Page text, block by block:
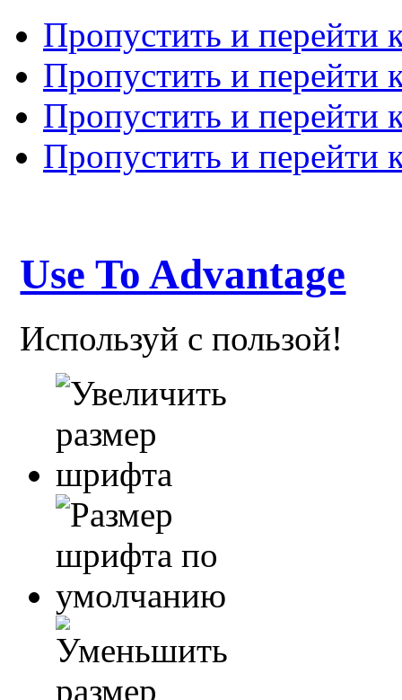
Пропустить и перейти
Пропустить и перейти
Пропустить и перейти
Пропустить и перейти
Use To Advantage
Используй с пользой!